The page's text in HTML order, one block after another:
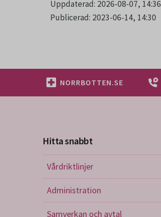
Uppdaterad: 2026-08-07, 14:36
Publicerad: 2023-06-14, 14:30
NORRBOTTEN.SE
Hitta snabbt
Vårdriktlinjer
Administration
Samverkan och avtal